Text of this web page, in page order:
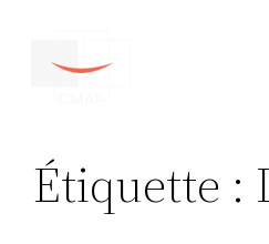
Étiquette :